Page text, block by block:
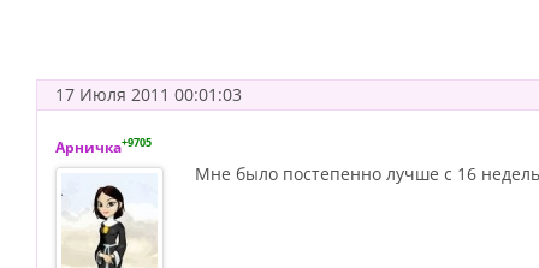
17 Июля 2011 00:01:03
Арничка+9705
Мне было постепенно лучше с 16